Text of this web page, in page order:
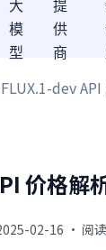
大
模
型
提
供
商
dev
价格解
02-16 · 阅